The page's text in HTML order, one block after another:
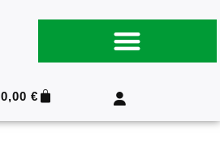
0,00€